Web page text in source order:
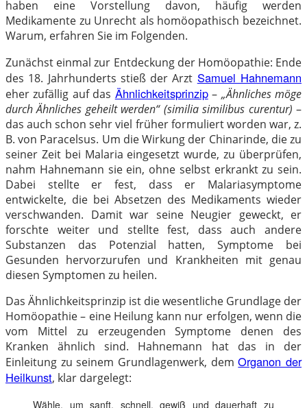
haben eine Vorstellung davon, häufig werden
Medikamente zu Unrecht als homöopathisch bezeichnet.
Warum, erfahren Sie im Folgenden.
Zunächst einmal zur Entdeckung der Homöopathie: Ende
des 18. Jahrhunderts stieß der Arzt Samuel Hahnemann
eher zufällig auf das Ähnlichkeitsprinzip– „Ähnliches möge
durch Ähnliches geheilt werden“ (similia similibus curentur) –
das auch schon sehr viel früher formuliert worden war, z.
B. von Paracelsus. Um die Wirkung der Chinarinde, die zu
seiner Zeit bei Malaria eingesetzt wurde, zu überprüfen,
nahm Hahnemann sie ein, ohne selbst erkrankt zu sein.
Dabei stellte er fest, dass er Malariasymptome
entwickelte, die bei Absetzen des Medikaments wieder
verschwanden. Damit war seine Neugier geweckt, er
forschte weiter und stellte fest, dass auch andere
Substanzen das Potenzial hatten, Symptome bei
Gesunden hervorzurufen und Krankheiten mit genau
diesen Symptomen zu heilen.
Das Ähnlichkeitsprinzip ist die wesentliche Grundlage der
Homöopathie – eine Heilung kann nur erfolgen, wenn die
vom Mittel zu erzeugenden Symptome denen des
Kranken ähnlich sind. Hahnemann hat das in der
Einleitung zu seinem Grundlagenwerk, demOrganon der
Heilkunst, klar dargelegt:
Wähle, um sanft, schnell, gewiß und dauerhaft zu